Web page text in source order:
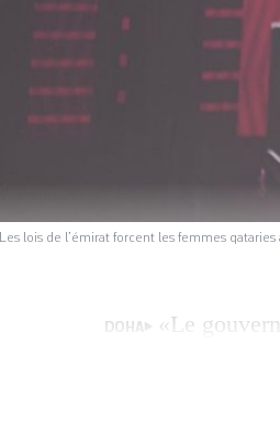
Les lois de l’émirat forcent les femmes
DOHA
«Le